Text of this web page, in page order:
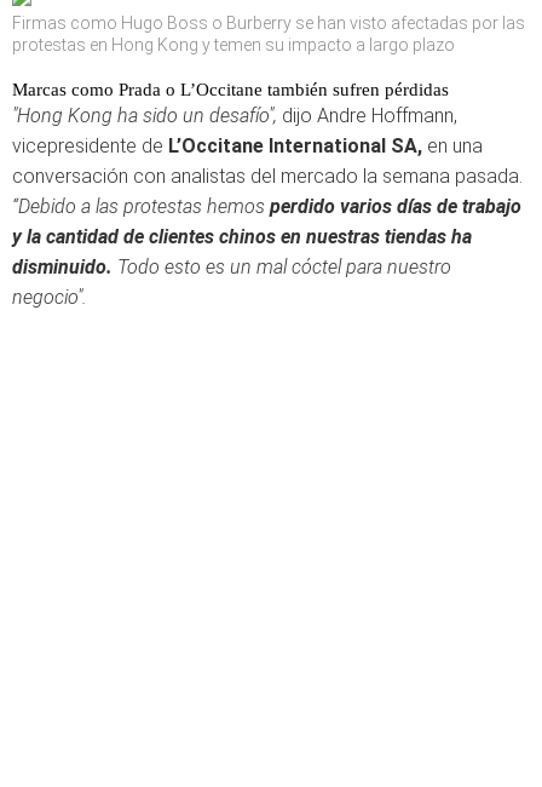
Firmas como Hugo Boss o Burberry se han visto afectadas por las
protestas en Hong Kong y temen su impacto a largo plazo
Marcas como Prada o L’Occitane también sufren pérdidas
"Hong Kong ha sido un desafío", dijo Andre Hoffmann,
vicepresidente de L’Occitane International SA, en una
conversación con analistas del mercado la semana pasada.
“Debido a las protestas hemos perdido varios días de trabajo
y la cantidad de clientes chinos en nuestras tiendas ha
disminuido. Todo esto es un mal cóctel para nuestro
negocio".